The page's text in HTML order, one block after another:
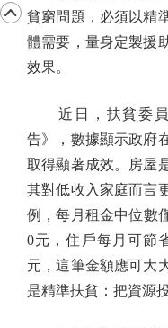
貧窮問題，必須以精
體需要，量身定製援
效果。
近日，扶貧委員
告》，數據顯示政府
取得顯著成效。房屋
其對低收入家庭而言
例，每月租金中位數
0元，住戶每月可節
元，這筆金額應可大
是精準扶貧：把資源